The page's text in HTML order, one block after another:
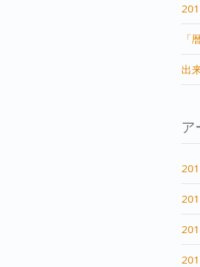
「
出
ア